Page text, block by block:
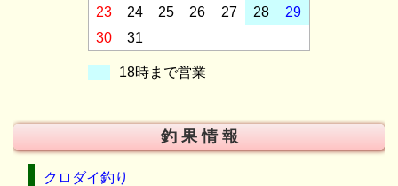
23
24 25 26 27 28
29
30
31
18時まで営業
釣 果 情 報
クロダイ釣り